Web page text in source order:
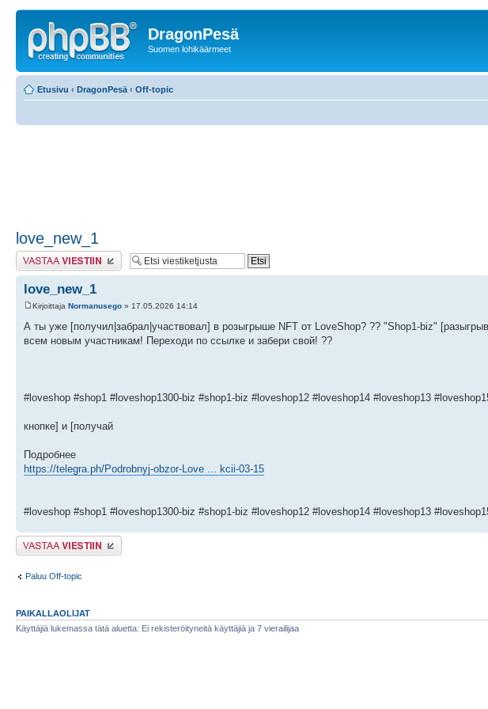
DragonPesä
Suomen lohikäärmeet
Etusivu ‹ DragonPesä ‹ Off-topic
love_new_1
Lähetä vastaus
love_new_1
Kirjoittaja Normanusego » 17.05.2026 14:14
А ты уже [получил|забрал|участвовал] в розыгрыше NFT от LoveShop? ?? "Shop1-biz"
всем новым участникам! Переходи по ссылке и забери свой! ??
#loveshop #shop1 #loveshop1300-biz #shop1-biz #loveshop12 #loveshop14 #loveshop13
кнопке] и [получай
Подробнее
https://telegra.ph/Podrobnyj-obzor-Love ... kcii-03-15
#loveshop #shop1 #loveshop1300-biz #shop1-biz #loveshop12 #loveshop14 #loveshop13
Lähetä vastaus
Paluu Off-topic
PAIKALLAOLIJAT
Käyttäjiä lukemassa tätä aluetta: Ei rekisteröityneitä käyttäjiä ja 7 vierailijaa